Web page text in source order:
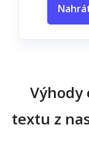
textu z